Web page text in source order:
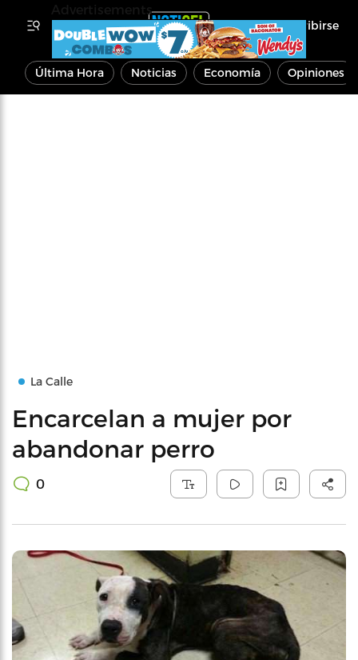
Inscribirse
Última Hora Noticias Economía Opiniones
La Calle
Encarcelan a mujer por
abandonar perro
0
Advertisements